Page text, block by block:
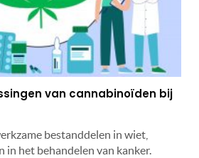
van cannabinoïden bij
bestanddelen in wiet,
in het behandelen van kanker.